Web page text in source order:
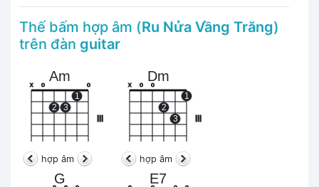
Thế bấm hợp âm (Ru Nửa Vầng Trăng)
trên đàn guitar
Am
x o
2 3
1
o
hợp âm
Dm
x o o
2
3
1
hợp âm
G E7